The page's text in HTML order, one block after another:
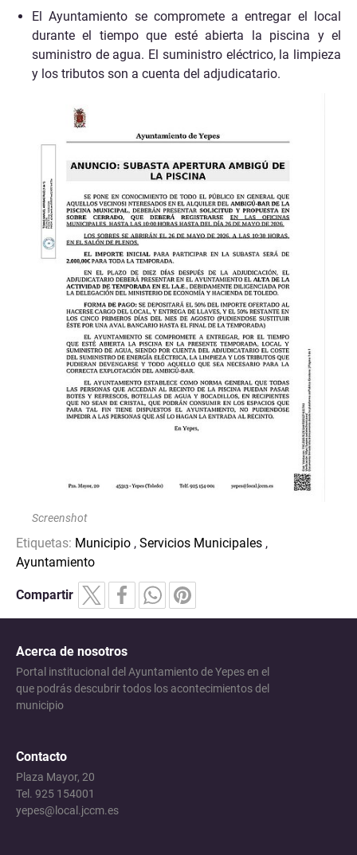
El Ayuntamiento se compromete a entregar el local
durante el tiempo que esté abierta la piscina y el
suministro de agua. El suministro eléctrico, la limpieza
y los tributos son a cuenta del adjudicatario.
Screenshot
Etiquetas: Municipio , Servicios Municipales ,
Ayuntamiento
Compartir
Acerca de nosotros
Portal institucional del Ayuntamiento de Yepes en el
que podrás descubrir todos los acontecimientos del
municipio
Contacto
Plaza Mayor, 20
Tel. 925 154001
yepes@local.jccm.es